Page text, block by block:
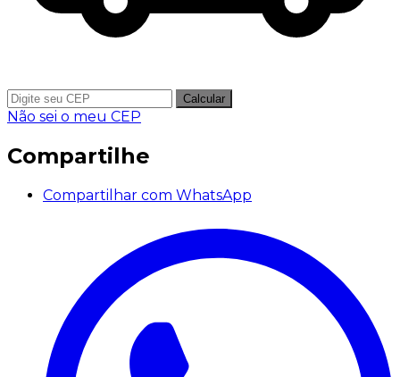
Calcular
Não sei o meu CEP
Compartilhe
Compartilhar com WhatsApp